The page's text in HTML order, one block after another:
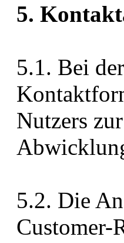
5.
5.1. Bei
Nutzers
5.2. Die
Customer-